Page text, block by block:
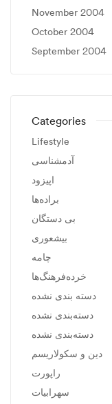
November 2004
October 2004
September 2004
Categories
Lifestyle
آدمشناسی
اپیزود
براده‌ها
بی دستگان
بیشعوری
چامه
خرده‌فرهنگ‌ها
دسته بندی نشده
دسته‌بندی نشده
دسته‌بندی نشده
دین و سکولاریسم
راپورت
سهرابیات